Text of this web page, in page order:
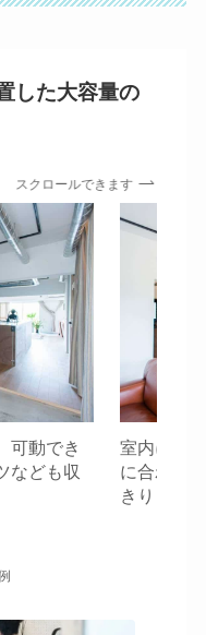
した大容量の
スクロールできます
可動でき
なども収
室内に設
に合わせ
きりとし